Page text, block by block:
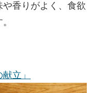
香りがよく、食欲
立」